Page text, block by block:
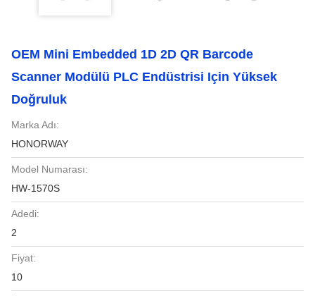
OEM Mini Embedded 1D 2D QR Barcode
Scanner Modülü PLC Endüstrisi Için Yüksek
Doğruluk
Marka Adı:
HONORWAY
Model Numarası:
HW-1570S
Adedi:
2
Fiyat:
10